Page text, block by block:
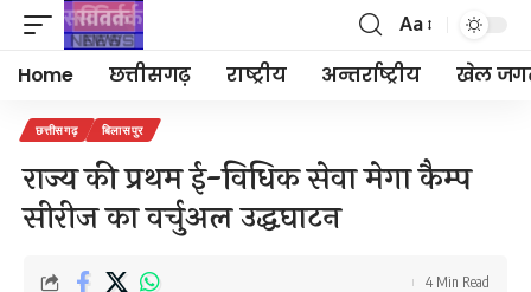
Font
Resizer
Aa
Home छत्तीसगढ़ राष्ट्रीय अन्तर्राष्ट्रीय खेल
छत्तीसगढ़ बिलासपुर
राज्य की प्रथम ई-विधिक सेवा मेगा कैम्प
सीरीज का वर्चुअल उद्धघाटन
4 Min Read